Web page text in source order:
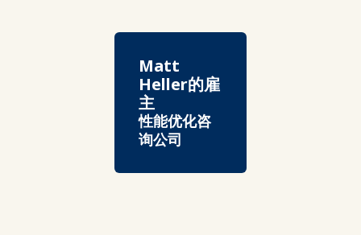
Matt
Heller的雇
主
性能优化咨
询公司